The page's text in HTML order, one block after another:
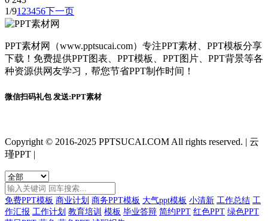
1/91 23456下一页
PPT素材网（www.pptsucai.com）专注PPT素材、PPT模板分享
下载！免费提供PPT图表、PPT模板、PPT图片、PPT背景等各
种资源供网友学习，帮您节省PPT制作时间！
微信扫码礼包 发送:PPT素材
Copyright © 2016-2025 PPTSUCAI.COM All rights reserved. | 云
瑾PPT |
免费PPT模板 商业计划 商务PPT模板 大气ppt模板 小清新 工作总结 工
作汇报 工作计划 教育培训 模板 毕业答辩 简约PPT 红色PPT 绿色PPT